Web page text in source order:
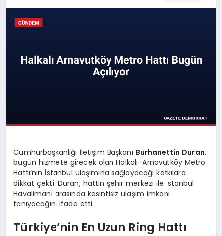
EĞITIM
DÜNYA
Cumhurbaşkanlığı İletişim Başkanı Burhanettin Duran,
bugün hizmete girecek olan Halkalı–Arnavutköy Metro
Hattı’nın İstanbul ulaşımına sağlayacağı katkılara
dikkat çekti. Duran, hattın şehir merkezi ile İstanbul
Havalimanı arasında kesintisiz ulaşım imkanı
tanıyacağını ifade etti.
Türkiye’nin En Uzun Ring Hattı